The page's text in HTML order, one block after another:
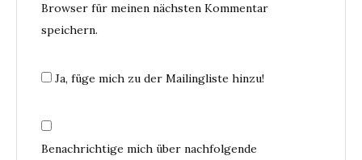
Browser für meinen nächsten Kommentar
speichern.
Ja, füge mich zu der Mailingliste hinzu!
Benachrichtige mich über nachfolgende